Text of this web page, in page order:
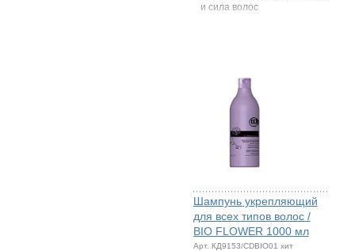
и сила волос
Шампунь укрепляющий
для всех типов волос /
BIO FLOWER 1000 мл
Арт. КД9153/CDBIO01 хит